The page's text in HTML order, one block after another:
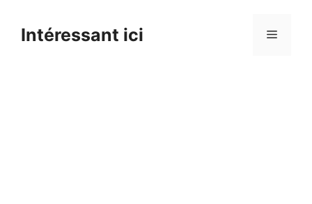
contentIntéressant ici Menu